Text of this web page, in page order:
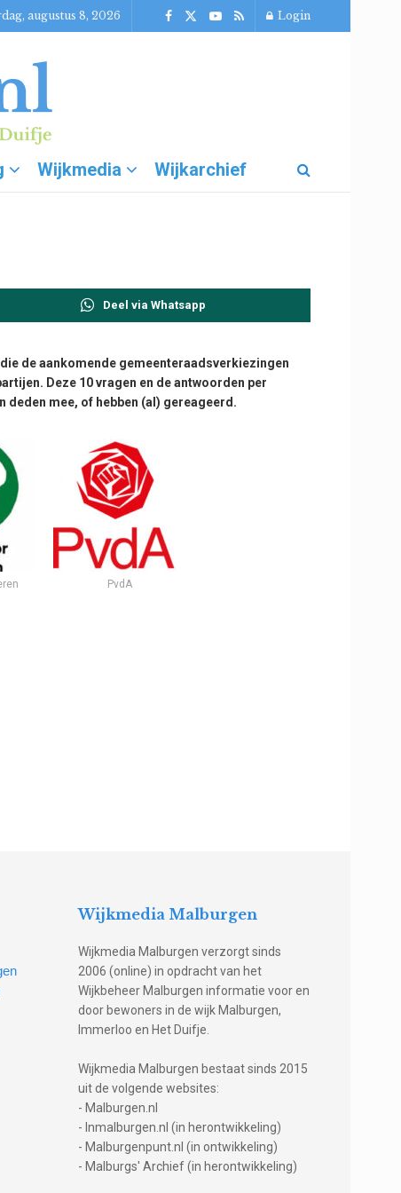
augustus 8, 2026 Login
Wijkmedia Wijkarchief
Deel via Whatsapp
de aankomende gemeenteraadsverkiezingen
Deze 10 vragen en de antwoorden per
mee, of hebben (al) gereageerd.
PvdA
Wijkmedia Malburgen
Wijkmedia Malburgen verzorgt sinds
2006 (online) in opdracht van het
Wijkbeheer Malburgen informatie voor en
door bewoners in de wijk Malburgen,
Immerloo en Het Duifje.
Wijkmedia Malburgen bestaat sinds 2015
uit de volgende websites:
- Malburgen.nl
- Inmalburgen.nl (in herontwikkeling)
- Malburgenpunt.nl (in ontwikkeling)
- Malburgs' Archief (in herontwikkeling)